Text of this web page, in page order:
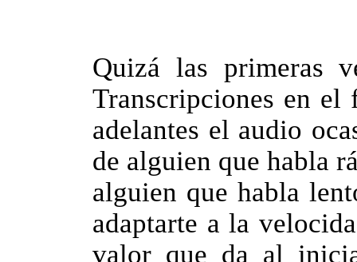
Quizá las primeras
Transcripciones en
adelantes el audio
de alguien que habla
alguien que habla
adaptarte a la
valor que da al